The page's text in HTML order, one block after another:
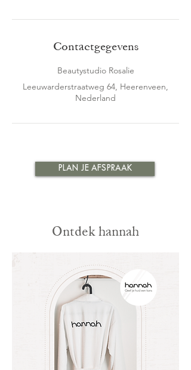
Contactgegevens
Beautystudio Rosalie
Leeuwarderstraatweg 64, Heerenveen,
Nederland
PLAN JE AFSPRAAK
Ontdek hannah